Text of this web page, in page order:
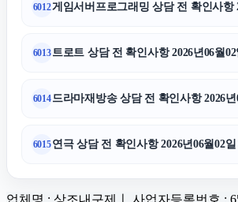
6012게임서버프로그래밍 상담 전 확인사항
6013트로트 상담 전 확인사항 2026년06월
6014드라마재방송 상담 전 확인사항 2026년
6015연극 상담 전 확인사항 2026년06월02일
업체명 : 상조내구제ㅣ 사업자등록번호 :